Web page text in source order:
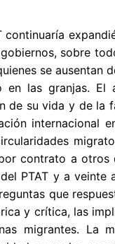
sobre
se ausentan
las granjas. El
de su vida y de la
internacional
contrato a otros
PTAT y a veinte
que
y crítica, las
migrantes. La